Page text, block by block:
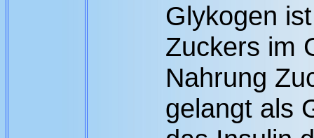
Glykogen
Zuckers im
Nahrung
gelangt als